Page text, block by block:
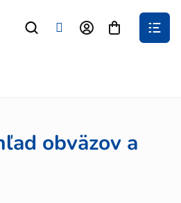
Nákupný
obväzov a